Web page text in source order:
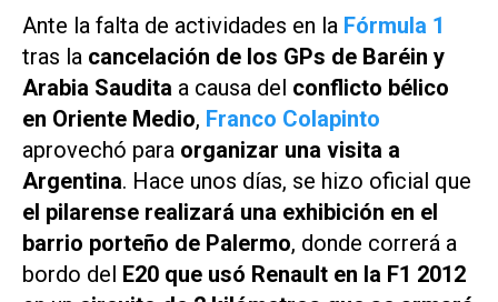
Ante la falta de actividades en la Fórmula 1
tras la cancelación de los GPs de Baréin y
Arabia Saudita a causa del conflicto bélico
en Oriente Medio, Franco Colapinto
aprovechó para organizar una visita a
Argentina. Hace unos días, se hizo oficial que
el pilarense realizará una exhibición en el
barrio porteño de Palermo, donde correrá a
bordo del E20 que usó Renault en la F1 2012